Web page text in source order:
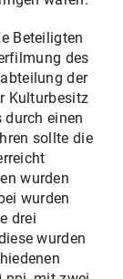
Beteiligten
des
der
Kulturbesitz
einen
sollte die
wurden
wurden
drei
wurden